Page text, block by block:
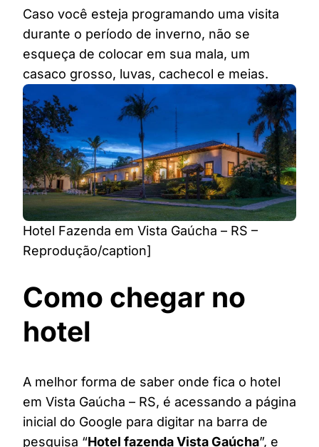
Caso você esteja programando uma visita
durante o período de inverno, não se
esqueça de colocar em sua mala, um
casaco grosso, luvas, cachecol e meias.
Hotel Fazenda em Vista Gaúcha – RS –
Reprodução/caption]
Como chegar no
hotel
A melhor forma de saber onde fica o hotel
em Vista Gaúcha – RS, é acessando a página
inicial do Google para digitar na barra de
pesquisa “Hotel fazenda Vista Gaúcha”, e